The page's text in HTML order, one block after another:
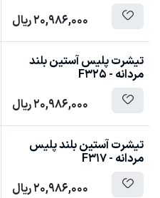
20,986,000ریال
تیشرت پلیس آستین بلند
مردانه - F325
20,986,000ریال
تیشرت آستین بلند پلیس
مردانه - F317
20,986,000ریال